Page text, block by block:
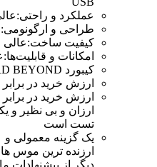
عملکرد و
طراحی و
کیفیت ساخت:عالی
امکانات و
کیبورد KEYBOARD BEYOND مدل BK-2350
ارزش خرید در
ارزش خرید در
ارزان و بی نظیر و
تست است
یک گزینه معمولی و
ارزنده ترین موس
دیگر از پیشنهادات